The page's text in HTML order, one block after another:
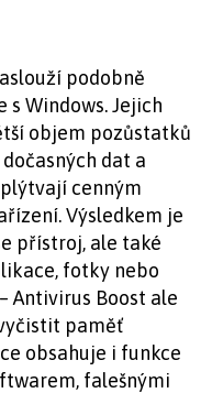
podobně
Windows. Jejich
objem pozůstatků
dat a
cenným
Výsledkem je
přístroj, ale také
fotky nebo
Antivirus Boost ale
paměť
obsahuje i funkce
falešnými